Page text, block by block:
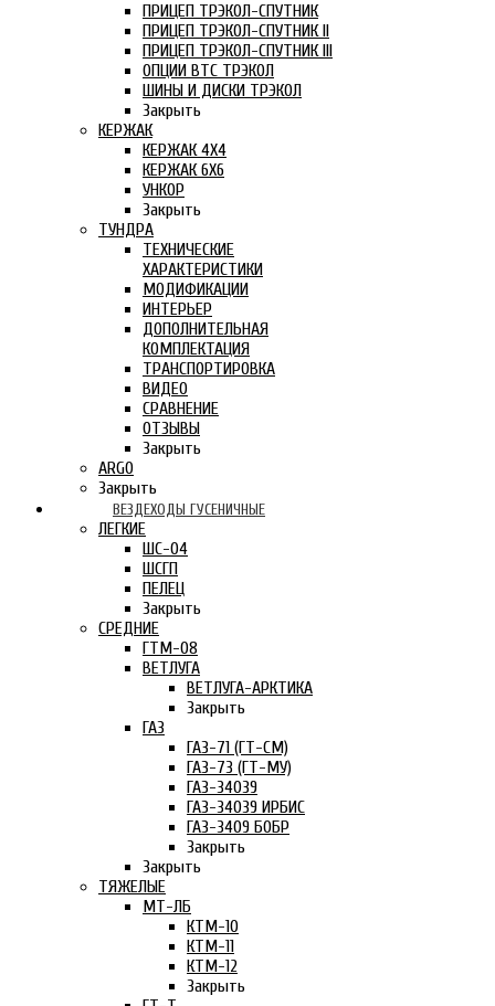
ПРИЦЕП ТРЭКОЛ-СПУТНИК
ПРИЦЕП ТРЭКОЛ-СПУТНИК II
ПРИЦЕП ТРЭКОЛ-СПУТНИК III
ОПЦИИ ВТС ТРЭКОЛ
ШИНЫ И ДИСКИ ТРЭКОЛ
Закрыть
КЕРЖАК
КЕРЖАК 4Х4
КЕРЖАК 6Х6
УНКОР
Закрыть
ТУНДРА
ТЕХНИЧЕСКИЕ
ХАРАКТЕРИСТИКИ
МОДИФИКАЦИИ
ИНТЕРЬЕР
ДОПОЛНИТЕЛЬНАЯ
КОМПЛЕКТАЦИЯ
ТРАНСПОРТИРОВКА
ВИДЕО
СРАВНЕНИЕ
ОТЗЫВЫ
Закрыть
ARGO
Закрыть
ВЕЗДЕХОДЫ ГУСЕНИЧНЫЕ
ЛЕГКИЕ
ШС-04
ШСГП
ПЕЛЕЦ
Закрыть
СРЕДНИЕ
ГТМ-08
ВЕТЛУГА
ВЕТЛУГА-АРКТИКА
Закрыть
ГАЗ
ГАЗ-71 (ГТ-СМ)
ГАЗ-73 (ГТ-МУ)
ГАЗ-34039
ГАЗ-34039 ИРБИС
ГАЗ-3409 БОБР
Закрыть
Закрыть
ТЯЖЕЛЫЕ
МТ-ЛБ
КТМ-10
КТМ-11
КТМ-12
Закрыть